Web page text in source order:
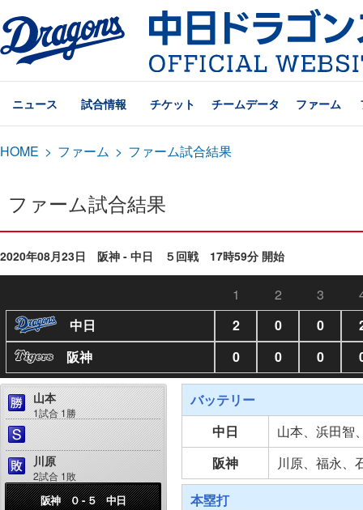
ニュース 試合情報 チケット チームデータ ファーム
HOME > ファーム > ファーム試合結果
ファーム試合結果
2020年08月23日 阪神 - 中日 ５回戦 17時59分 開始
1 2 3
中日
2 0 0
阪神
0 0 0
山本
1試合 1勝
川原
2試合 1敗
阪神 ０ - ５ 中日
バッテリー
中日
山本、浜田智
阪神
川原、福永、
本塁打